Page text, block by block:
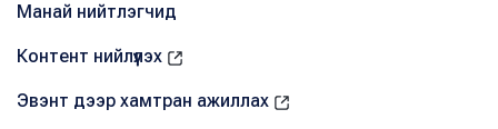
Манай нийтлэгчид
Контент нийлүүлэх
Эвэнт дээр хамтран ажиллах